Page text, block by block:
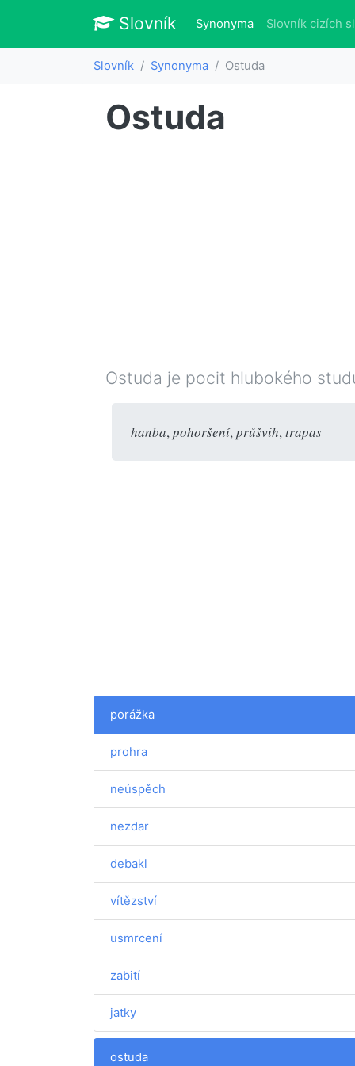
Slovník Slovník
Synonyma(aktuálně)
Slovník cizích
Slovník Synonyma Ostuda
Ostuda
Ostuda je pocit hlubokého
hanba, pohoršení, průšvih, trapas
porážka
prohra
neúspěch
nezdar
debakl
vítězství
usmrcení
zabití
jatky
ostuda